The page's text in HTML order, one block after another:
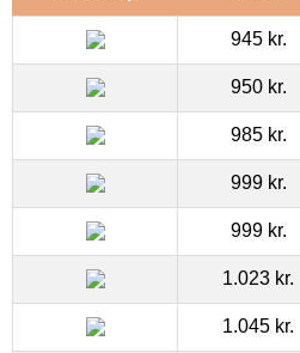
945 kr.
950 kr.
985 kr.
999 kr.
999 kr.
1.023 kr.
1.045 kr.